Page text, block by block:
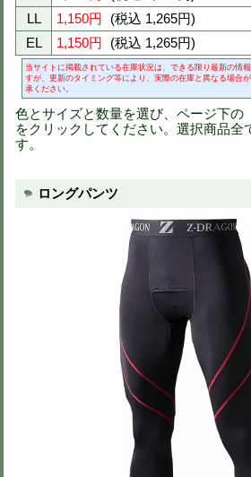
78114
2,300円(税抜)